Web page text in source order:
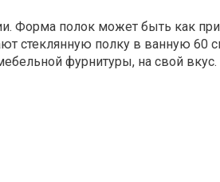
Форма полок может быть как
стеклянную полку в ванную 60
фурнитуры, на свой вкус.